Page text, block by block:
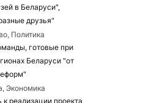
в Беларуси",
друзья"
Политика
готовые при
Беларуси "от
Экономика
реализации проекта